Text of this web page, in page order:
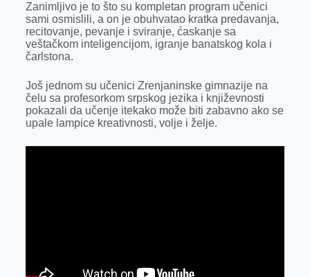
Zanimljivo je to što su kompletan program učenici
sami osmislili, a on je obuhvatao kratka predavanja,
recitovanje, pevanje i sviranje, ćaskanje sa
veštačkom inteligencijom, igranje banatskog kola i
čarlstona.
Još jednom su učenici Zrenjaninske gimnazije na
čelu sa profesorkom srpskog jezika i književnosti
pokazali da učenje itekako može biti zabavno ako se
upale lampice kreativnosti, volje i želje.